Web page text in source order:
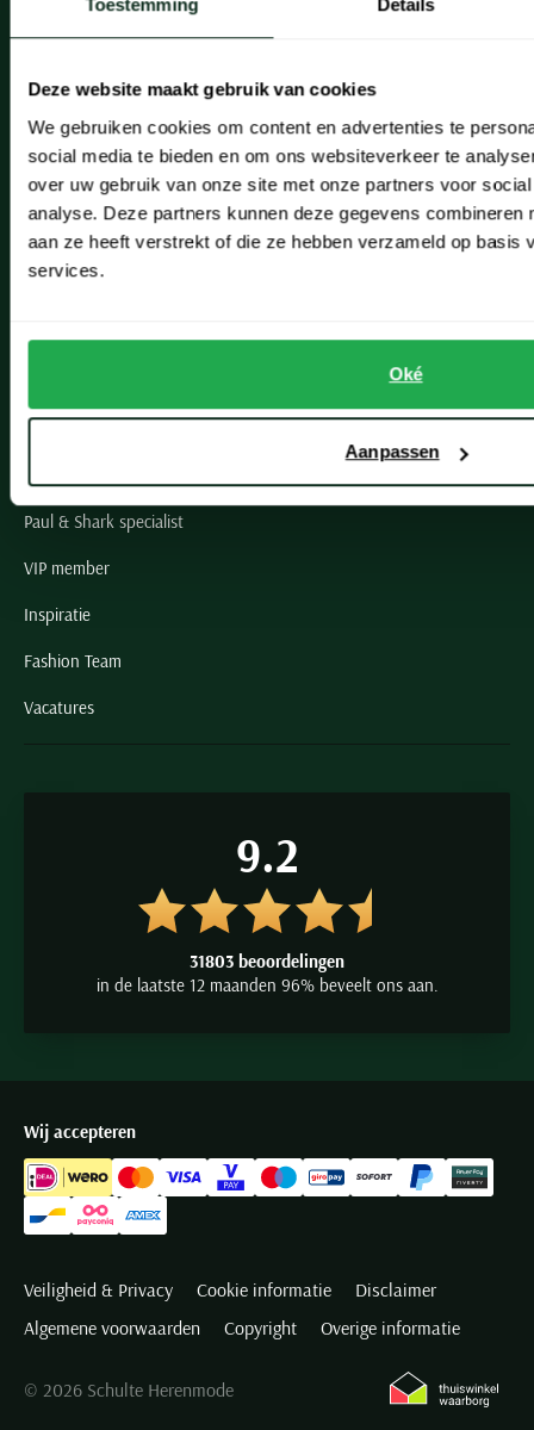
Toestemming Details
Deze website maakt gebruik van cookies
We gebruiken cookies om content en advertenties te
social media te bieden en om ons websiteverkeer te
over uw gebruik van onze site met onze partners voor
analyse. Deze partners kunnen deze gegevens combineren
aan ze heeft verstrekt of die ze hebben verzameld op basis
services.
Oké
Aanpassen
Heemstede
Hillegom
Leiderdorp
Lisse
Noordwijk
Schulte Herenmode
Paul & Shark specialist
VIP member
Inspiratie
Fashion Team
Vacatures
9.2
31803 beoordelingen
in de laatste 12 maanden 96% beveelt ons aan.
Wij accepteren
Veiligheid & Privacy Cookie informatie
Disclaimer
Algemene voorwaarden
Copyright Overige informatie
© 2026 Schulte Herenmode